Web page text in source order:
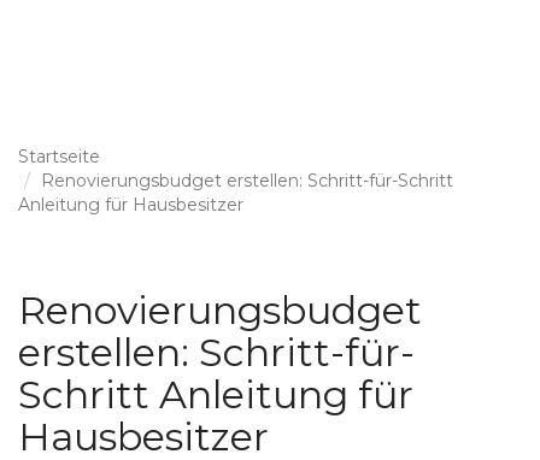
Startseite
Renovierungsbudget erstellen: Schritt-für-Schritt
Anleitung für Hausbesitzer
Renovierungsbudget
erstellen: Schritt-für-
Schritt Anleitung für
Hausbesitzer